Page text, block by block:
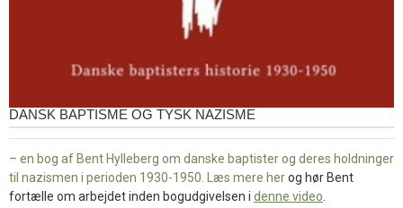
DANSK BAPTISME OG TYSK NAZISME
– en bog af Bent Hylleberg om danske baptister og deres holdninger
til nazismen i perioden 1930-1950. Læs mere herog hør Bent
fortælle om arbejdet inden bogudgivelsen i denne video